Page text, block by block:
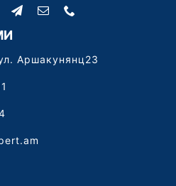
Аршакунянц23